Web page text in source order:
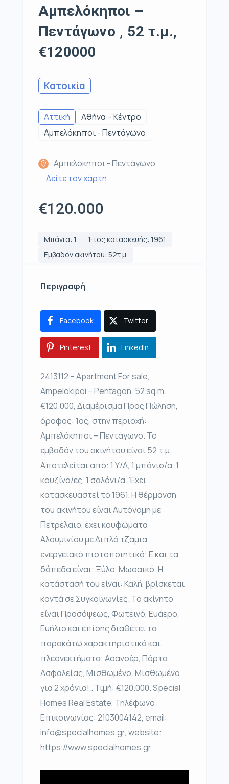
Αμπελόκηποι –
Πεντάγωνο , 52 τ.μ.,
€120000
Κατοικία
Αττική
Αθήνα – Κέντρο
Αμπελόκηποι - Πεντάγωνο
Αμπελόκηποι - Πεντάγωνο,
Δείτε τον χάρτη
€120.000
Μπάνια: 1
Έτος κατασκευής: 1961
Εμβαδόν ακινήτου: 52τ.μ.
Περιγραφή
Facebook Twitter
Pinterest LinkedIn
2413112 – Apartment For sale,
Ampelokipoi – Pentagon, 52 sq.m.,
€120.000, Διαμέρισμα Προς Πώληση,
όροφος: 1ος, στην περιοχή:
Αμπελόκηποι – Πεντάγωνο. Το
εμβαδόν του ακινήτου είναι 52 τ.μ..
Αποτελείται από: 1 Υ/Δ, 1 μπάνιο/α, 1
κουζίνα/ες, 1 σαλόνι/α. Έχει
κατασκευαστεί το 1961. Η θέρμανση
του ακινήτου είναι Αυτόνομη με
Πετρέλαιο, έχει κουφώματα
Αλουμινίου με Διπλά τζάμια,
ενεργειακό πιστοποιητικό: Ε και τα
δάπεδα είναι: Ξύλο, Μωσαικό. Η
κατάστασή του είναι: Καλή, βρίσκεται
κοντά σε Συγκοινωνίες. Το ακίνητο
είναι Προσόψεως, Φωτεινό, Ευάερο,
Ευήλιο και επίσης διαθέτει τα
παρακάτω χαρακτηριστικά και
πλεονεκτήματα: Ασανσέρ, Πόρτα
Ασφαλείας, Μισθωμένο. Μισθωμένο
για 2 χρόνια! . Τιμή: €120.000. Special
Homes Real Estate, Τηλέφωνο
Επικοινωνίας: 2103004142, email:
info@specialhomes.gr, website:
https://www.specialhomes.gr